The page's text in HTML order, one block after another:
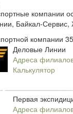
компании
Байкал-Сервис,
компании
Деловые Линии
Адреса
Калькулятор
Первая
Адреса